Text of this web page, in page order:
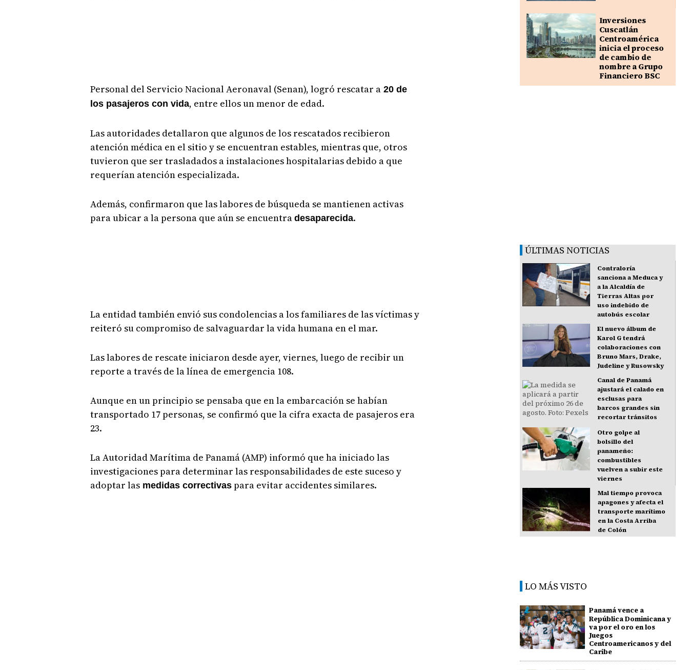
Personal del Servicio Nacional Aeronaval (Senan), logró rescatar a 20 de
los pasajeros con vida, entre ellos un menor de edad.
Las autoridades detallaron que algunos de los rescatados recibieron
atención médica en el sitio y se encuentran estables, mientras que, otros
tuvieron que ser trasladados a instalaciones hospitalarias debido a que
requerían atención especializada.
Además, confirmaron que las labores de búsqueda se mantienen activas
para ubicar a la persona que aún se encuentra desaparecida.
La entidad también envió sus condolencias a los familiares de las víctimas y
reiteró su compromiso de salvaguardar la vida humana en el mar.
Las labores de rescate iniciaron desde ayer, viernes, luego de recibir un
reporte a través de la línea de emergencia 108.
Aunque en un principio se pensaba que en la embarcación se habían
transportado 17 personas, se confirmó que la cifra exacta de pasajeros era
23.
La Autoridad Marítima de Panamá (AMP) informó que ha iniciado las
investigaciones para determinar las responsabilidades de este suceso y
adoptar lasmedidas correctivaspara evitar accidentes similares.
Inversiones
Cuscatlán
Centroamérica
inicia el proceso
de cambio de
nombre a Grupo
Financiero BSC
ÚLTIMAS NOTICIAS
Contraloría
sanciona a Meduca y
a la Alcaldía de
Tierras Altas por
uso indebido de
autobús escolar
El nuevo álbum de
Karol G tendrá
colaboraciones con
Bruno Mars, Drake,
Judeline y Rusowsky
Canal de Panamá
ajustará el calado en
esclusas para
barcos grandes sin
recortar tránsitos
Otro golpe al
bolsillo del
panameño:
combustibles
vuelven a subir este
viernes
Mal tiempo provoca
apagones y afecta el
transporte marítimo
en la Costa Arriba
de Colón
LO MÁS VISTO
Panamá vence a
República Dominicana y
va por el oro en los
Juegos
Centroamericanos y del
Caribe